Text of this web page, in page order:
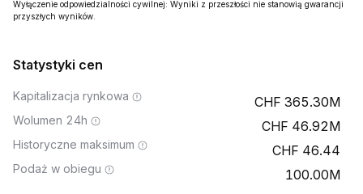
Wyłączenie odpowiedzialności cywilnej: Wyniki z przeszłości nie stanowią gwarancji
przyszłych wyników.
Statystyki cen
Kapitalizacja rynkowa 365.30M
Wolumen 24h 46.92M
Historyczne maksimum 46.44
Podaż w obiegu 100.00M